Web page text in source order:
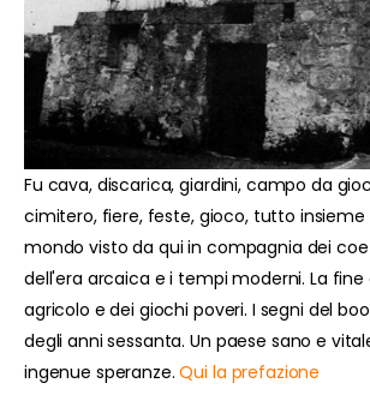
Fu cava, discarica, giardini, campo da
cimitero, fiere, feste, gioco, tutto insieme
mondo visto da qui in compagnia dei
dell'era arcaica e i tempi moderni. La
agricolo e dei giochi poveri. I segni del
degli anni sessanta. Un paese sano e
ingenue speranze.Qui la prefazione